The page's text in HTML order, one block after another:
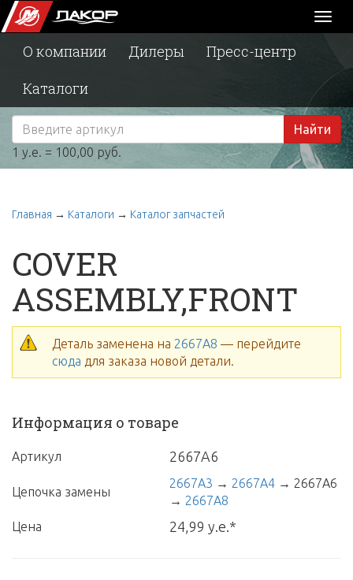
О компании Дилеры
Пресс-центр
Каталоги
Найти
1 у.е. = 100,00 руб.
Главная → Каталоги → Каталог запчастей
COVER
ASSEMBLY,FRONT
Деталь заменена на 2667A8 — перейдите
сюда для заказа новой детали.
Информация о товаре
Артикул 2667A6
Цепочка замены
2667A3 → 2667A4 → 2667A6
→ 2667A8
Цена
24,99 у.е.*